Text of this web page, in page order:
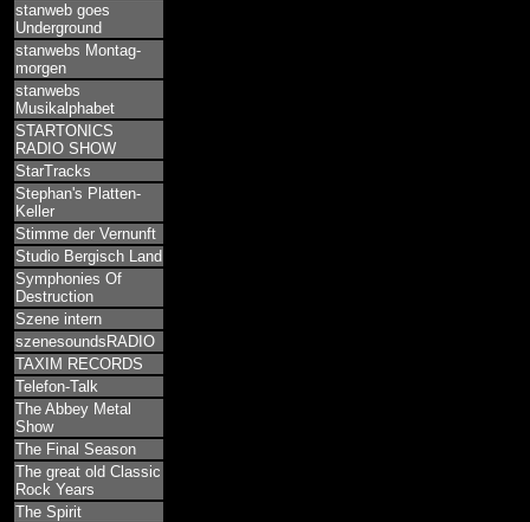
stanweb goes
Underground
stanwebs Montag-
morgen
stanwebs
Musikalphabet
STARTONICS
RADIO SHOW
StarTracks
Stephan's Platten-
Keller
Stimme der Vernunft
Studio Bergisch Land
Symphonies Of
Destruction
Szene intern
szenesoundsRADIO
TAXIM RECORDS
Telefon-Talk
The Abbey Metal
Show
The Final Season
The great old Classic
Rock Years
The Spirit